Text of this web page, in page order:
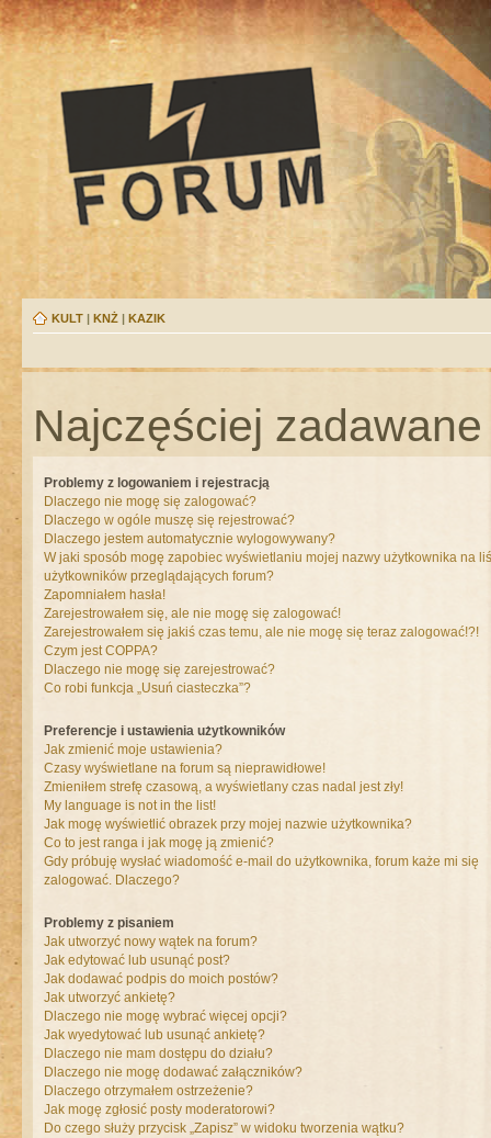
KULT | KNŻ | KAZIK
Najczęściej
Problemy z logowaniem i rejestracją
Dlaczego nie mogę się zalogować?
Dlaczego w ogóle muszę się rejestrować?
Dlaczego jestem automatycznie wylogowywany?
W jaki sposób mogę zapobiec wyświetlaniu mojej nazwy użytkownika na
użytkowników przeglądających forum?
Zapomniałem hasła!
Zarejestrowałem się, ale nie mogę się zalogować!
Zarejestrowałem się jakiś czas temu, ale nie mogę się teraz zalogować!?!
Czym jest COPPA?
Dlaczego nie mogę się zarejestrować?
Co robi funkcja „Usuń ciasteczka”?
Preferencje i ustawienia użytkowników
Jak zmienić moje ustawienia?
Czasy wyświetlane na forum są nieprawidłowe!
Zmieniłem strefę czasową, a wyświetlany czas nadal jest zły!
My language is not in the list!
Jak mogę wyświetlić obrazek przy mojej nazwie użytkownika?
Co to jest ranga i jak mogę ją zmienić?
Gdy próbuję wysłać wiadomość e-mail do użytkownika, forum każe mi się
zalogować. Dlaczego?
Problemy z pisaniem
Jak utworzyć nowy wątek na forum?
Jak edytować lub usunąć post?
Jak dodawać podpis do moich postów?
Jak utworzyć ankietę?
Dlaczego nie mogę wybrać więcej opcji?
Jak wyedytować lub usunąć ankietę?
Dlaczego nie mam dostępu do działu?
Dlaczego nie mogę dodawać załączników?
Dlaczego otrzymałem ostrzeżenie?
Jak mogę zgłosić posty moderatorowi?
Do czego służy przycisk „Zapisz” w widoku tworzenia wątku?